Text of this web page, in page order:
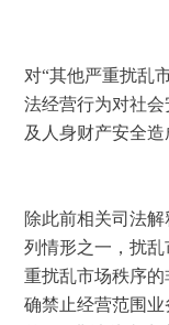
对“其他严重扰乱
法经营行为对社
及人身财产安全
除此前相关司法
列情形之一，扰
重扰乱市场秩序的
确禁止经营范围业